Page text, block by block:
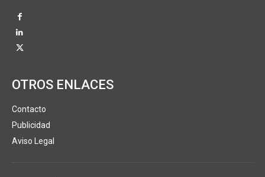
OTROS ENLACES
Contacto
Publicidad
Aviso Legal